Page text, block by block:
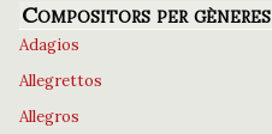
Compositors per gèneres
Adagios
Allegrettos
Allegros